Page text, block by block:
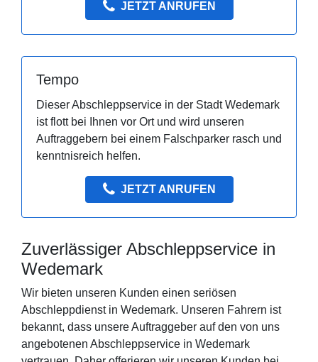
JETZT ANRUFEN
Tempo
Dieser Abschleppservice in der Stadt Wedemark
ist flott bei Ihnen vor Ort und wird unseren
Auftraggebern bei einem Falschparker rasch und
kenntnisreich helfen.
JETZT ANRUFEN
Zuverlässiger Abschleppservice in
Wedemark
Wir bieten unseren Kunden einen seriösen
Abschleppdienst in Wedemark. Unseren Fahrern ist
bekannt, dass unsere Auftraggeber auf den von uns
angebotenen Abschleppservice in Wedemark